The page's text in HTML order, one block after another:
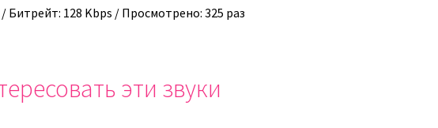
увеличить
Битрейт: 128 Kbps / Просмотрено: 325 раз
эти звуки